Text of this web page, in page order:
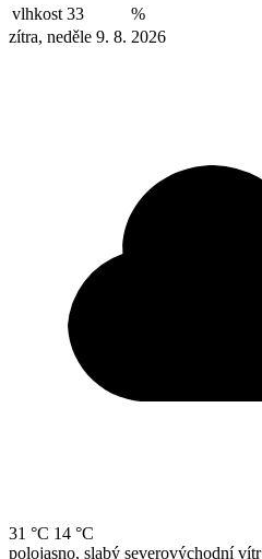
vlhkost 33
%
zítra, neděle 9. 8. 2026
31 °C 14 °C
polojasno, slabý severovýchodní vítr